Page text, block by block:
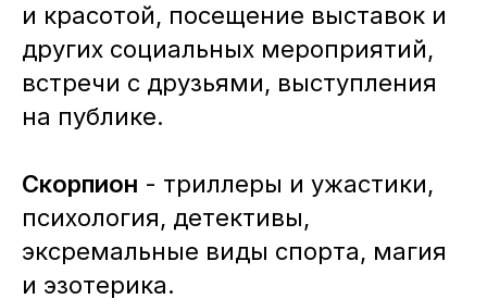
и красотой, посещение выставок и
других социальных мероприятий,
встречи с друзьями, выступления
на публике.
Скорпион - триллеры и ужастики,
психология, детективы,
эксремальные виды спорта, магия
и эзотерика.